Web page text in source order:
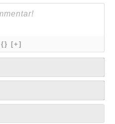
{} [+]